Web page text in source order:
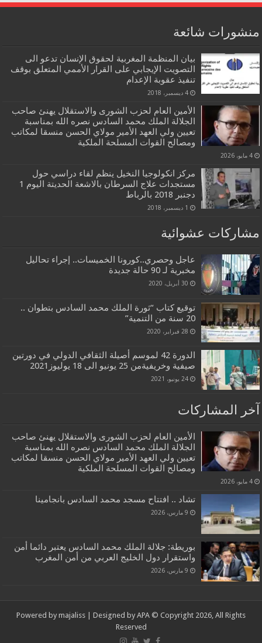
منشورات شائعة
بيان المنظمة المغربية لحقوق الإنسان تدعو الى
التصويت الإيجابي على القرار الأممي المتعلق بوقف
تنفيذ عقوبة الإعدام
4 ديسمبر، 2018
الأمين العام لحزب الشورى والاستقلال يهنئ صاحب
الجلالة الملك محمد السادس نصره الله بمناسبة
تعيين ولي العهد الأمير مولاي الحسن منسقا لمكاتب
ومصالح القوات المسلحة الملكية
4 مايو، 2026
مركز انكولوجيا النخيل ينظم لقاء دراسي حول
مستجدات علاج السرطان بالاشعة الحديتة اليوم 1
دجنبر 2018 بالرباط
1 ديسمبر، 2018
مشاركات عشوائية
عاجل وحصري..كورونا الخميسات.. إجراء تحاليل
مخبرية لـ 90 حالة جديدة
30 أبريل، 2020
توقيع كتاب “ثورة الملك محمد السادس بتطوان ..
20 سنة من التنمية”
28 فبراير، 2020
الدورة 42 لموسم أصيلة الثقافي الدولي في دورتين
صيفية وخريفيةمن 25 يونيو الى 18 يوليوز2021
24 يونيو، 2021
آخر المشاركات
الأمين العام لحزب الشورى والاستقلال يهنئ صاحب
الجلالة الملك محمد السادس نصره الله بمناسبة
تعيين ولي العهد الأمير مولاي الحسن منسقا لمكاتب
ومصالح القوات المسلحة الملكية
4 مايو، 2026
تشاد .. افتتاح مسجد محمد السادس بانجامينا
9 مارس، 2026
بوريطة: جلالة الملك محمد السادس يعتبر دائما أمن
واستقرار دول الخليج العربي من أمن المغرب
9 مارس، 2026
Powered by majaliss | Designed by APA © Copyright 2026, All Rights
Reserved